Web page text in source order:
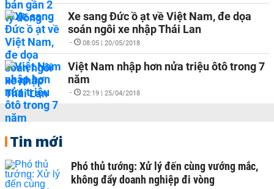
Xe sang Đức ồ ạt về Việt Nam, đe dọa
soán ngôi xe nhập Thái Lan
- 08:05 | 20/05/2018
Việt Nam nhập hơn nửa triệu ôtô trong 7
năm
- 22:19 | 25/04/2018
Tin mới
Phó thủ tướng: Xử lý đến cùng vướng mắc,
không đẩy doanh nghiệp đi vòng